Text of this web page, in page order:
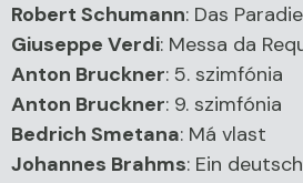
Robert Schumann: Das
Giuseppe Verdi: Messa da
Anton Bruckner: 5. szimfónia
Anton Bruckner: 9. szimfónia
Bedrich Smetana: Má vlast
Johannes Brahms: Ein